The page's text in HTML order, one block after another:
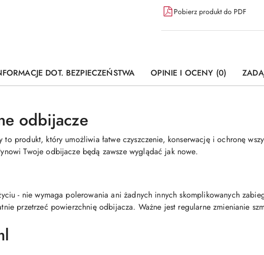
Pobierz produkt do PDF
DOT. BEZPIECZEŃSTWA OPINIE I OCENY (0)
odbijacze
to produkt, który umożliwia łatwe czyszczenie, konserwację i ochronę
Twoje odbijacze będą zawsze wyglądać jak nowe.
- nie wymaga polerowania ani żadnych innych skomplikowanych
przetrzeć powierzchnię odbijacza. Ważne jest regularne zmienianie